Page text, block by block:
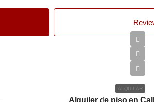
ALQUILAR
Alquiler de piso en